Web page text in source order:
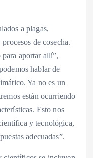
a plagas,
de cosecha.
aportar allí”,
hablar de
Ya no es un
están ocurriendo
Esto nos
y tecnológica,
adecuadas”.